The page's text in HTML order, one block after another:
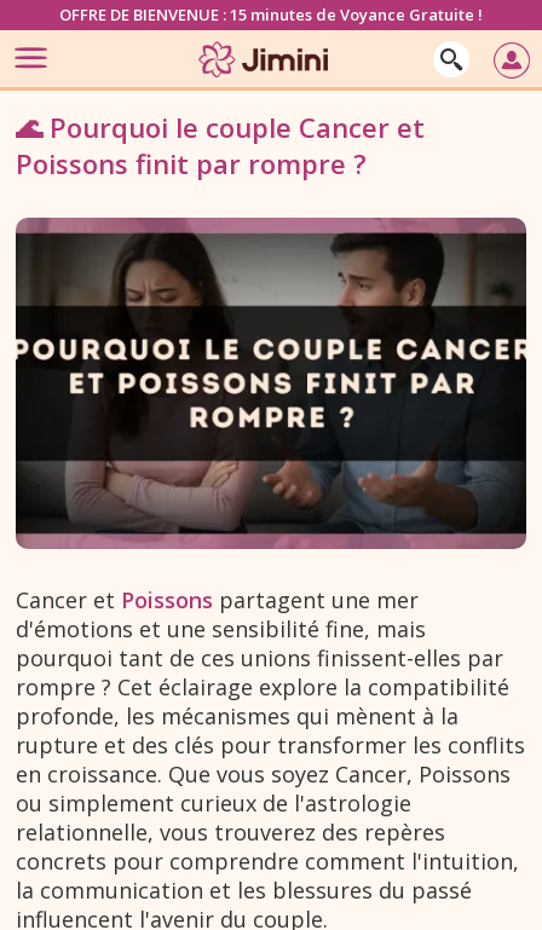
OFFRE DE BIENVENUE : 15 minutes de Voyance Gratuite !
🌊 Pourquoi le couple Cancer et
Poissons finit par rompre ?
Cancer et Poissons partagent une mer
d'émotions et une sensibilité fine, mais
pourquoi tant de ces unions finissent-elles par
rompre ? Cet éclairage explore la compatibilité
profonde, les mécanismes qui mènent à la
rupture et des clés pour transformer les conflits
en croissance. Que vous soyez Cancer, Poissons
ou simplement curieux de l'astrologie
relationnelle, vous trouverez des repères
concrets pour comprendre comment l'intuition,
la communication et les blessures du passé
influencent l'avenir du couple.